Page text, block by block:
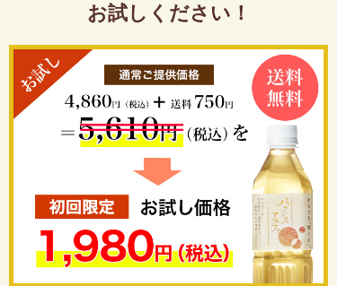
お試しください！